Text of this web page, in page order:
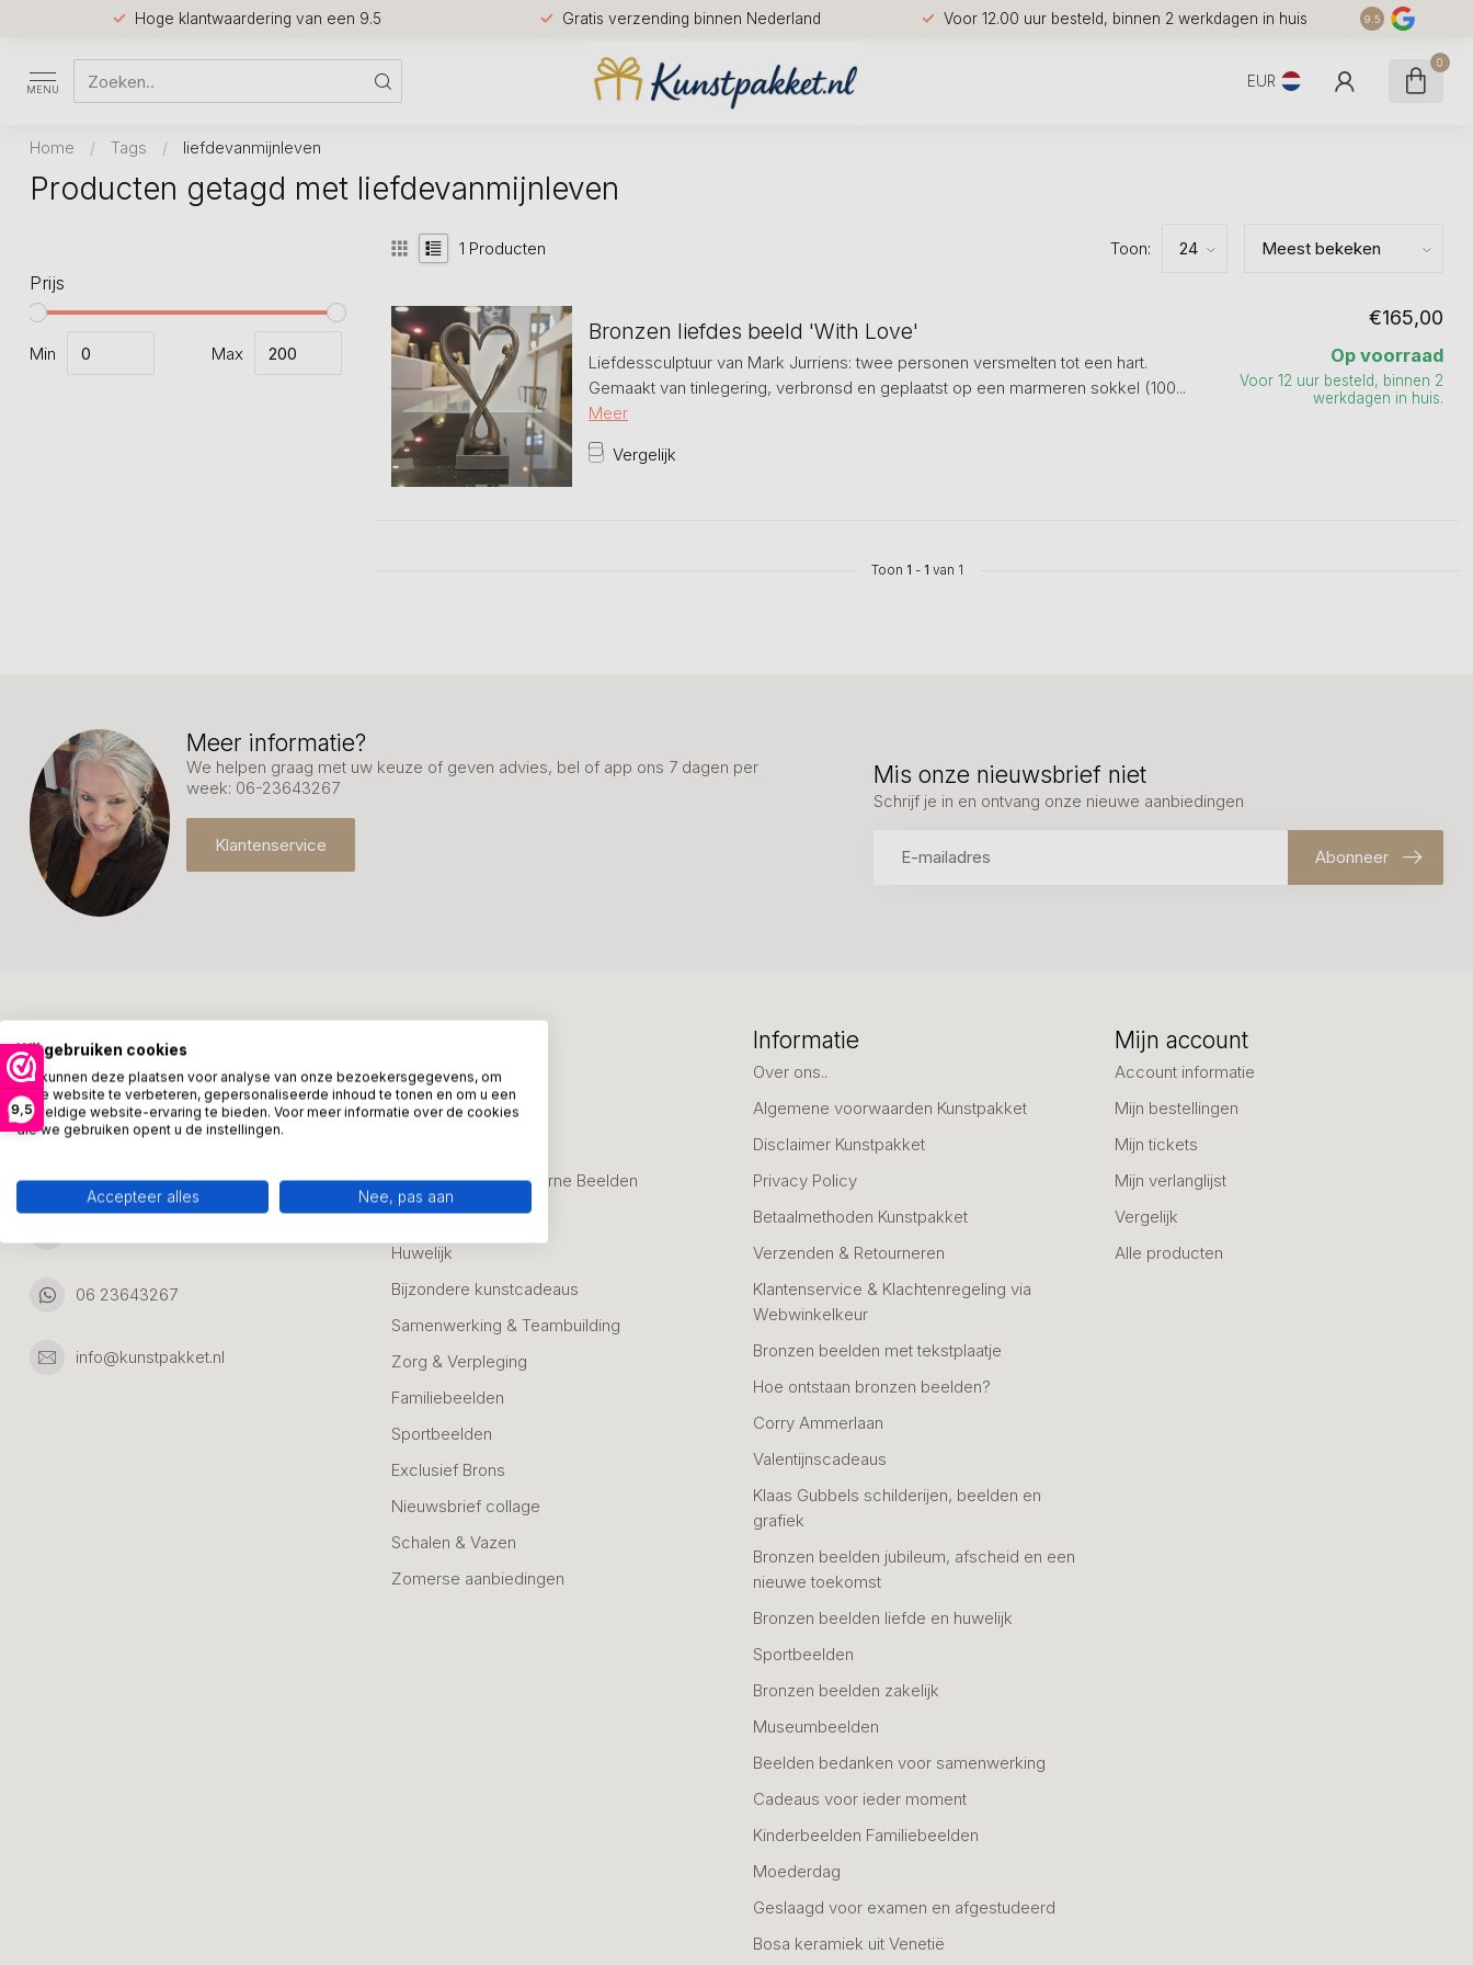
9,5
Hoge klantwaardering van een 9.5 Gratis verzending binnen Nederland Voor 12.00 uur besteld, binnen 2 werkdagen in huis 9.5
MENU EUR
0
Home / Tags / liefdevanmijnleven
Producten getagd met liefdevanmijnleven
Prijs
Min Max
1 Producten Toon:
Bronzen liefdes beeld 'With Love'
Liefdessculptuur van Mark Jurriens: twee personen versmelten tot een hart.
Gemaakt van tinlegering, verbronsd en geplaatst op een marmeren sokkel (100...
Meer
Vergelijk
€165,00
Op voorraad
Voor 12 uur besteld, binnen 2
werkdagen in huis.
Toon 1 - 1 van 1
Meer informatie?
We helpen graag met uw keuze of geven advies, bel of app ons 7 dagen per
week: 06-23643267
Klantenservice
Mis onze nieuwsbrief niet
Schrijf je in en ontvang onze nieuwe aanbiedingen
Abonneer
Kunstpakket Nederland
Adresgegevens:
Ambachtsweg 46
06 23643267
info@kunstpakket.nl
Zakelijke Cadeaus
Bedanken
Alle Bronzen & Moderne Beelden
Geslaagd
Huwelijk
Bijzondere kunstcadeaus
Samenwerking & Teambuilding
Zorg & Verpleging
Familiebeelden
Sportbeelden
Exclusief Brons
Nieuwsbrief collage
Schalen & Vazen
Zomerse aanbiedingen
Informatie
Over ons..
Algemene voorwaarden Kunstpakket
Disclaimer Kunstpakket
Privacy Policy
Betaalmethoden Kunstpakket
Verzenden & Retourneren
Klantenservice & Klachtenregeling via
Webwinkelkeur
Bronzen beelden met tekstplaatje
Hoe ontstaan bronzen beelden?
Corry Ammerlaan
Valentijnscadeaus
Klaas Gubbels schilderijen, beelden en
grafiek
Bronzen beelden jubileum, afscheid en een
nieuwe toekomst
Bronzen beelden liefde en huwelijk
Sportbeelden
Bronzen beelden zakelijk
Museumbeelden
Beelden bedanken voor samenwerking
Cadeaus voor ieder moment
Kinderbeelden Familiebeelden
Moederdag
Geslaagd voor examen en afgestudeerd
Bosa keramiek uit Venetië
Mijn account
Account informatie
Mijn bestellingen
Mijn tickets
Mijn verlanglijst
Vergelijk
Alle producten
Wij gebruiken cookies
We kunnen deze plaatsen voor analyse van onze bezoekersgegevens, om
onze website te verbeteren, gepersonaliseerde inhoud te tonen en om u een
geweldige website-ervaring te bieden. Voor meer informatie over de cookies
die we gebruiken opent u de instellingen.
Accepteer alles Nee, pas aan